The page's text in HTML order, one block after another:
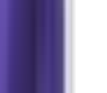
abmeldbar.